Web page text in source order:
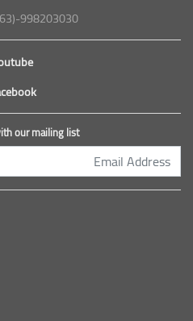
998203030
our mailing list: